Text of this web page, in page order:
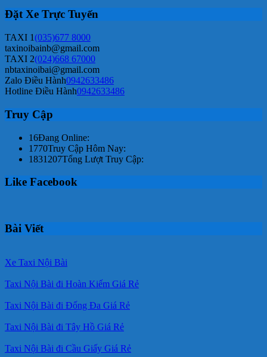
Đặt Xe Trực Tuyến
TAXI 1(035)677 8000
taxinoibainb@gmail.com
TAXI 2(024)668 67000
nbtaxinoibai@gmail.com
Zalo Điều Hành0942633486
Hotline Điều Hành0942633486
Truy Cập
16Đang Online:
1770Truy Cập Hôm Nay:
1831207Tổng Lượt Truy Cập:
Like Facebook
Bài Viết
Xe Taxi Nội Bài
Taxi Nội Bài đi Hoàn Kiếm Giá Rẻ
Taxi Nội Bài đi Đống Đa Giá Rẻ
Taxi Nội Bài đi Tây Hồ Giá Rẻ
Taxi Nội Bài đi Cầu Giấy Giá Rẻ